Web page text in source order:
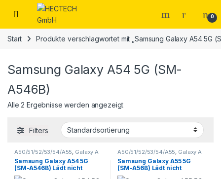
Open 0
Start Produkte verschlagwortet mit „Samsung Galaxy A54 5G
Samsung Galaxy A54 5G (SM-
A546B)
Alle 2 Ergebnisse werden angezeigt
Filters
A50/51/52/53/54/A55, Galaxy A
Serie Samsung Smartphone
Reparatur
Samsung Galaxy A54 5G
(SM-A546B) Lädt nicht
A50/51/52/53/54/A55, Galaxy A
Serie Samsung Smartphone
Reparatur
Samsung Galaxy A55 5G
(SM-A56B) Lädt nicht